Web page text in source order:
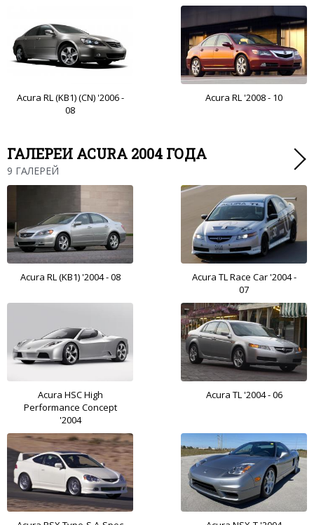
Acura RL (KB1) (CN) '2006 -
08
Acura RL '2008 - 10
ГАЛЕРЕИ ACURA 2004 ГОДА
9 ГАЛЕРЕЙ
Acura RL (KB1) '2004 - 08
Acura TL Race Car '2004 -
07
Acura HSC High
Performance Concept
'2004
Acura TL '2004 - 06